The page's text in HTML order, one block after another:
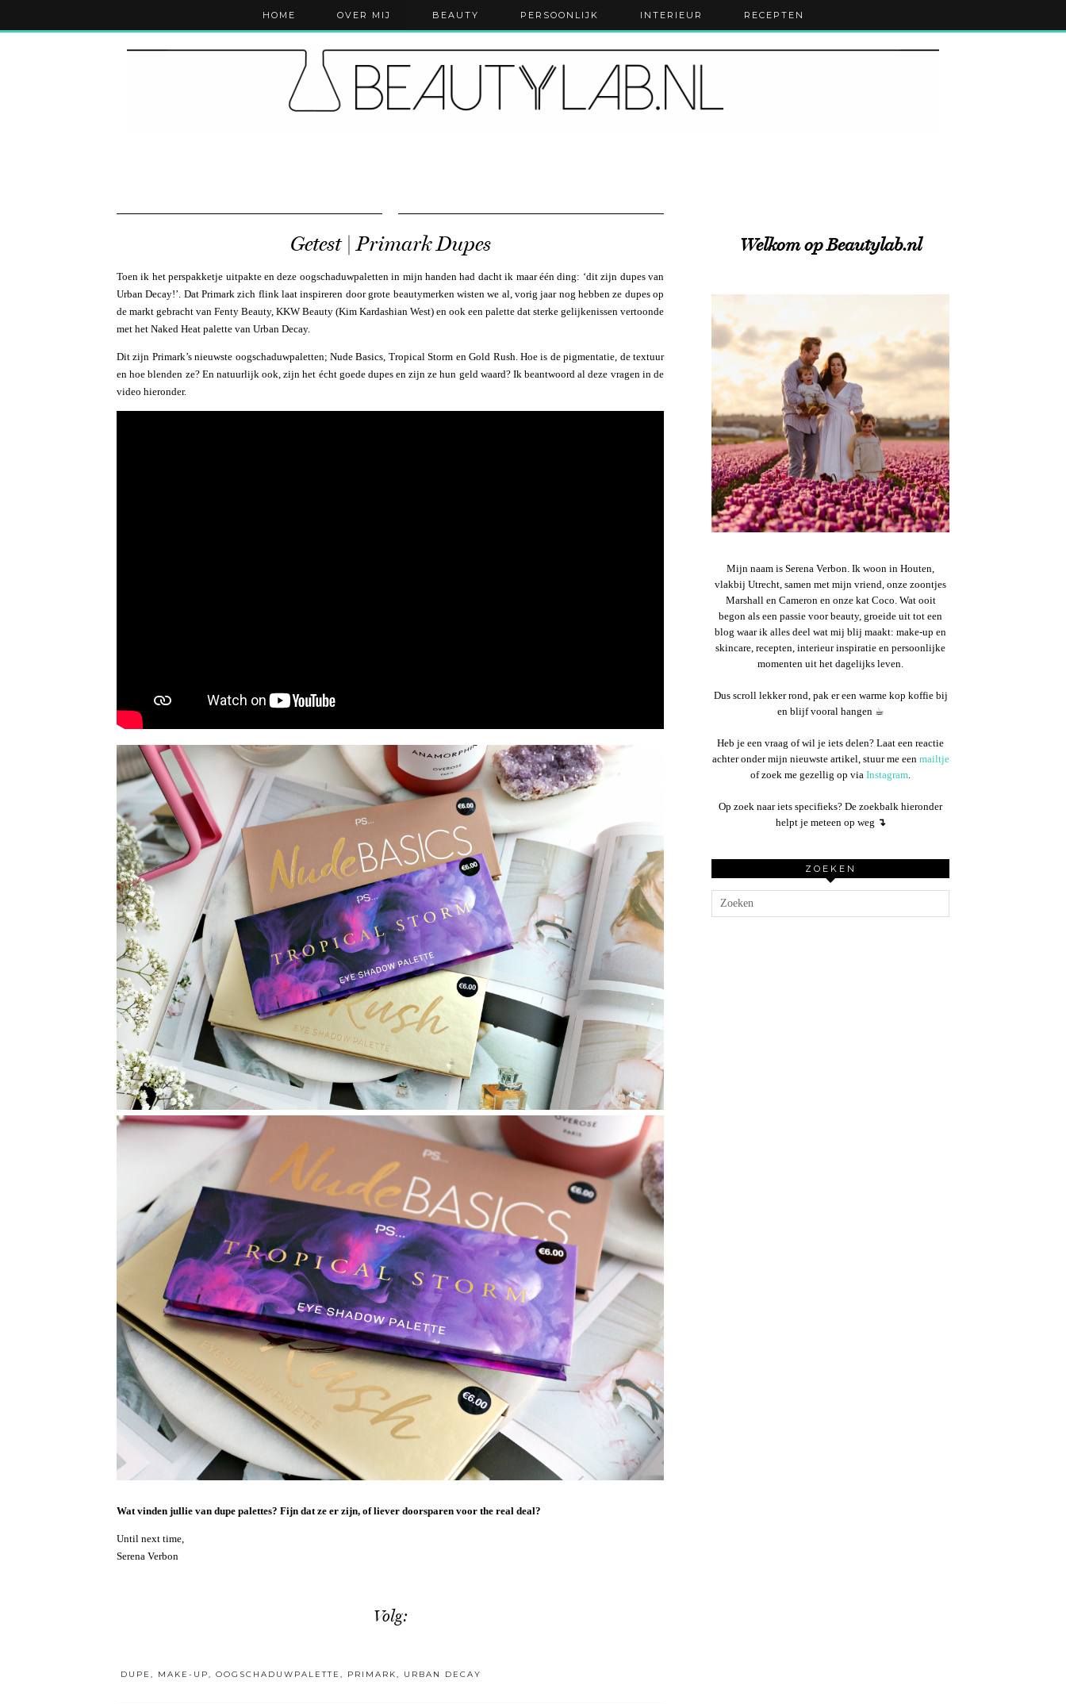
HOME OVER MIJ BEAUTY PERSOONLIJK INTERIEUR RECEPTEN
Getest | Primark Dupes
Toen ik het perspakketje uitpakte en deze oogschaduwpaletten in mijn handen had dacht ik maar één ding: ‘dit zijn dupes van
Urban Decay!’. Dat Primark zich flink laat inspireren door grote beautymerken wisten we al, vorig jaar nog hebben ze dupes op
de markt gebracht van Fenty Beauty, KKW Beauty (Kim Kardashian West) en ook een palette dat sterke gelijkenissen vertoonde
met het Naked Heat palette van Urban Decay.
Dit zijn Primark’s nieuwste oogschaduwpaletten; Nude Basics, Tropical Storm en Gold Rush. Hoe is de pigmentatie, de textuur
en hoe blenden ze? En natuurlijk ook, zijn het écht goede dupes en zijn ze hun geld waard? Ik beantwoord al deze vragen in de
video hieronder.
Wat vinden jullie van dupe palettes? Fijn dat ze er zijn, of liever doorsparen voor the real deal?
Until next time,
Serena Verbon
Volg:
DUPE , MAKE-UP, OOGSCHADUWPALETTE , PRIMARK, URBAN DECAY
Welkom op Beautylab.nl
Mijn naam is Serena Verbon. Ik woon in Houten,
vlakbij Utrecht, samen met mijn vriend, onze zoontjes
Marshall en Cameron en onze kat Coco. Wat ooit
begon als een passie voor beauty, groeide uit tot een
blog waar ik alles deel wat mij blij maakt: make-up en
skincare, recepten, interieur inspiratie en persoonlijke
momenten uit het dagelijks leven.
Dus scroll lekker rond, pak er een warme kop koffie bij
en blijf vooral hangen ☕︎
Heb je een vraag of wil je iets delen? Laat een reactie
achter onder mijn nieuwste artikel, stuur me een mailtje
of zoek me gezellig op via Instagram.
Op zoek naar iets specifieks? De zoekbalk hieronder
helpt je meteen op weg ↴
ZOEKEN